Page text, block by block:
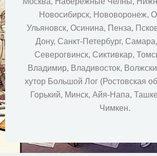
Новосибирск, Нововоронеж,
Ульяновск, Осинина, Пенза,
Дону, Санкт-Петербург,
Северогвинск, Сиктивкар,
Владимир, Владивосток,
хутор Большой Лог (Ростовская
Горький, Минск, Айя-Напа,
Чимкен.